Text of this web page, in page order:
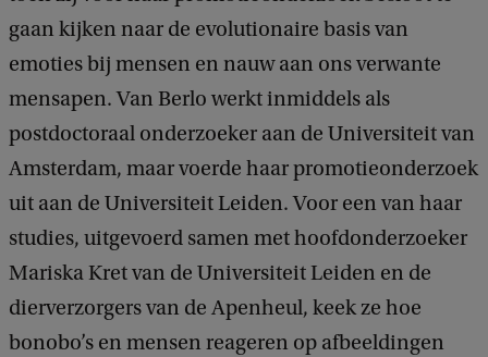
gaan kijken naar de evolutionaire basis van
emoties bij mensen en nauw aan ons verwante
mensapen. Van Berlo werkt inmiddels als
postdoctoraal onderzoeker aan de Universiteit van
Amsterdam, maar voerde haar promotieonderzoek
uit aan de Universiteit Leiden. Voor een van haar
studies, uitgevoerd samen met hoofdonderzoeker
Mariska Kret van de Universiteit Leiden en de
dierverzorgers van de Apenheul, keek ze hoe
bonobo’s en mensen reageren op afbeeldingen